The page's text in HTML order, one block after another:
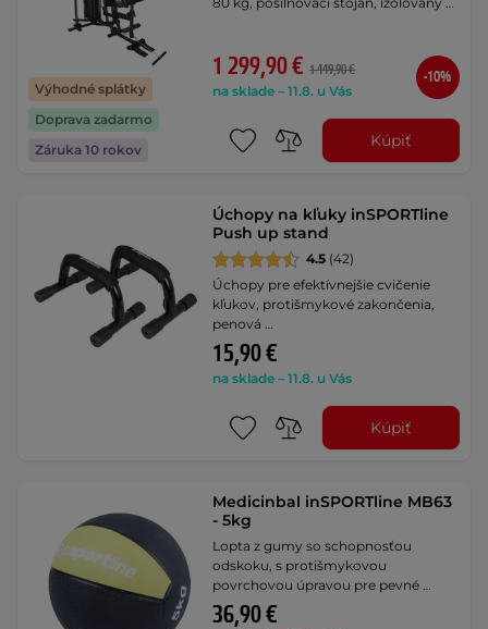
Výhodné splátky
Doprava zadarmo
Záruka 10 rokov
1 299,90 € 1 449,90 €
na sklade – 11.8. u Vás
-10%
Kúpiť
Úchopy na kľuky inSPORTline
Push up stand
4.5 (42)
Úchopy pre efektívnejšie cvičenie
kľukov, protišmykové zakončenia,
penová …
15,90 €
na sklade – 11.8. u Vás
Kúpiť
Medicinbal inSPORTline MB63
- 5kg
Lopta z gumy so schopnosťou
odskoku, s protišmykovou
povrchovou úpravou pre pevné …
36,90 €